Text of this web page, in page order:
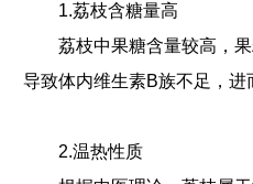
1.荔枝含糖量高
荔枝中果糖含量较高，
导致体内维生素B族不足，进
2.温热性质